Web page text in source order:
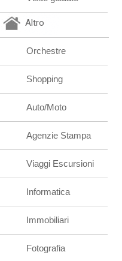
Altro
Orchestre
Shopping
Auto/Moto
Agenzie Stampa
Viaggi Escursioni
Informatica
Immobiliari
Fotografia